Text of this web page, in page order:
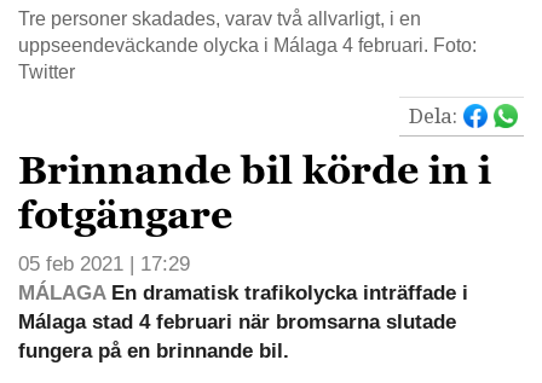
Tre personer skadades, varav två allvarligt, i en
uppseendeväckande olycka i Málaga 4 februari. Foto:
Twitter
Dela:
Brinnande bil körde in i
fotgängare
05 feb 2021 | 17:29
MÁLAGAEn dramatisk trafikolycka inträffade i
Málaga stad 4 februari när bromsarna slutade
fungera på en brinnande bil.